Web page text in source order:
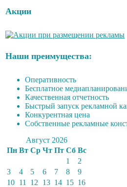
Акции
Наши преимущества:
Оперативность
Бесплатное
Качественная отчетность
Быстрый запуск рекламной
Конкурентная цена
Собственные рекламные
Август 2026
Пн Вт Ср Чт Пт Сб Вс
1
2
3
4 5 6 7 8
9
10 11 12 13 14 15 16